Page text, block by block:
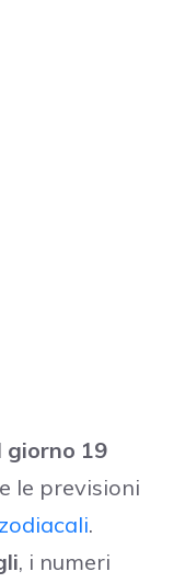
giorno 19
le previsioni
.
, i numeri